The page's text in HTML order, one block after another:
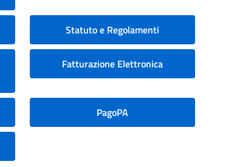
Statuto e Regolamenti
Fatturazione Elettronica
PagoPA